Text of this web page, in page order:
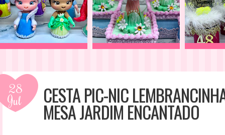
28
Jul CESTA PIC-NIC
MESA JARDIM ENCANTADO